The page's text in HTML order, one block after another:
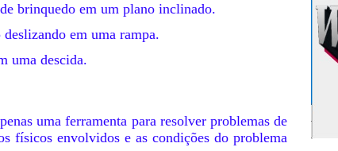
brinquedo em um plano inclinado.
em uma rampa.
uma descida.
uma ferramenta para resolver problemas de
físicos envolvidos e as condições do problema